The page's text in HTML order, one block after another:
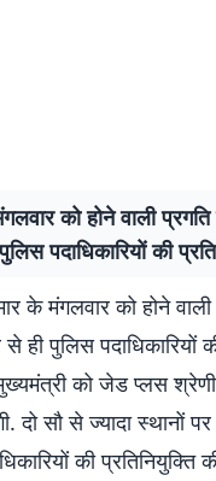
को होने वाली
पदाधिकारियों की
के मंगलवार को होने वाली
ही पुलिस पदाधिकारियों
को जेड प्लस
दो सौ से ज्यादा स्थानों
की